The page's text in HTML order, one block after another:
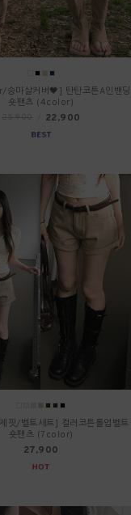
승마살커버🖤] 탄탄코튼A인밴딩
숏팬츠 (4color)
22,900
핏/벨트세트] 컬러코튼롤업벨트
숏팬츠 (7color)
27,900